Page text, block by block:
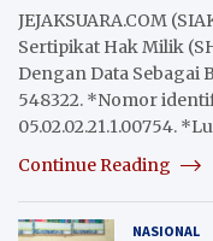
JEJAKSUARA.COM
Sertipikat Hak Milik
Dengan Data Sebagai
548322. *Nomor
05.02.02.21.1.00754.
Continue Reading
NASIONAL